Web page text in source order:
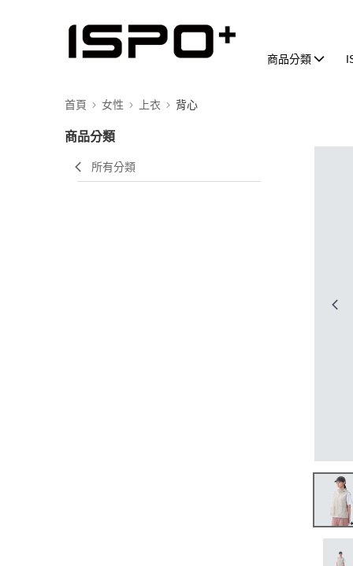
商品分類
首頁 女性 上衣 背心
商品分類
所有分類